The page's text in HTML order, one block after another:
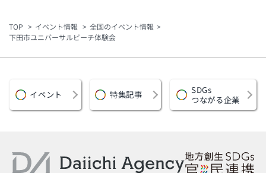
TOP イベント情報
全国のイベント情報
下田市ユニバーサルビーチ体験会
イベント 特集記事
SDGs
つながる企業